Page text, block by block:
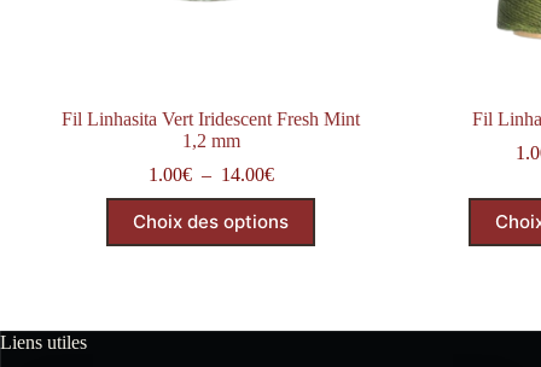
Fil Linhasita Vert Iridescent Fresh Mint
1,2 mm
1.00€ – 14.00€Plage
de
prix :
Choix des options
Ce
produit
a
options
Fil
Liens utiles